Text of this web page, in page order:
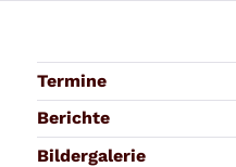
Termine
Berichte
Bildergalerie